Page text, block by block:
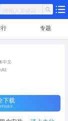
专题
中文
下载
手机助手